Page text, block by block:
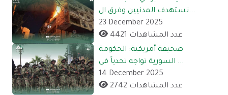
تستهدف المدنيين وفرق ال...
23 December 2025
4421 عدد المشاهدات
صحيفة أمريكية: الحكومة
السورية تواجه تحدياً في ...
14 December 2025
2742 عدد المشاهدات